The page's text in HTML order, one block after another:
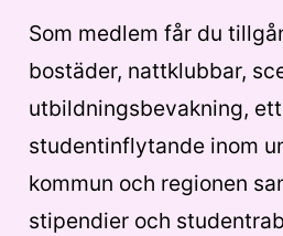
Som medlem får du
bostäder, nattklubbar,
utbildningsbevakning,
studentinflytande inom
kommun och regionen
stipendier och